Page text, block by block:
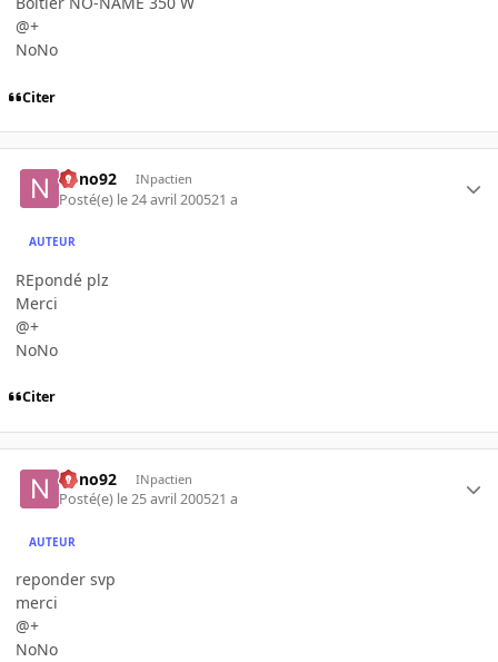
@+
NoNo
Citer
nono92 INpactien
Posté(e) le 24 avril 200521 a
AUTEUR
REpondé plz
Merci
@+
NoNo
Citer
nono92 INpactien
Posté(e) le 25 avril 200521 a
AUTEUR
reponder svp
merci
@+
NoNo